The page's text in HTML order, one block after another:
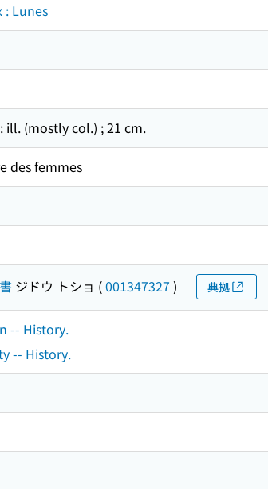
: Lunes
ill. (mostly col.) ; 21 cm.
des femmes
ジドウ トショ (001347327 ) 典拠
-- History.
-- History.